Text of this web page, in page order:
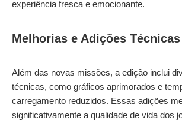
experiência fresca e emocionante.
Melhorias e Adições Técnicas
Além das novas missões, a edição inclui
técnicas, como gráficos aprimorados e
carregamento reduzidos. Essas adições
significativamente a qualidade de vida dos